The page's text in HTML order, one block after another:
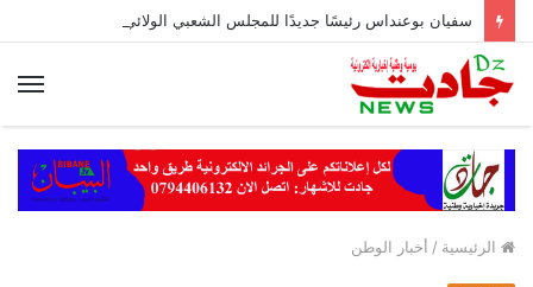
الرئيسية / أخبار الوطن